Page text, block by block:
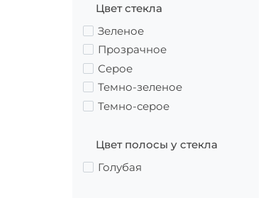
Цвет стекла
Зеленое
Прозрачное
Серое
Темно-зеленое
Темно-серое
Цвет полосы у стекла
Голубая